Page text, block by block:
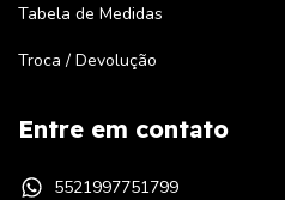
Tabela de Medidas
Troca / Devolução
Entre em contato
5521997751799